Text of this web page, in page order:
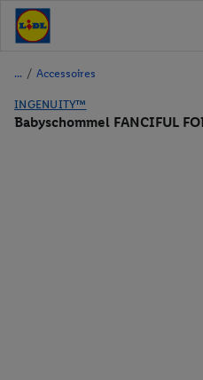
/ Accessoires
INGENUITY™
Babyschommel FANCIFUL